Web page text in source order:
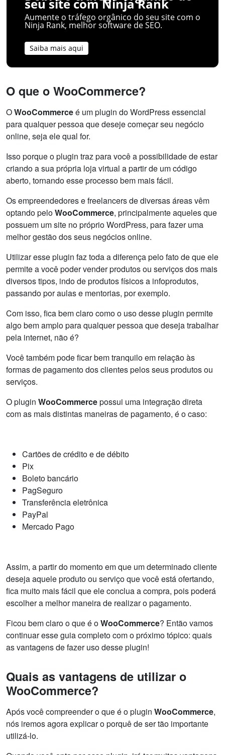
seu site com Ninja Rank
Aumente o tráfego orgânico do seu site com o
Ninja Rank, melhor software de SEO.
Saiba mais aqui
O que o WooCommerce?
OWooCommerceé um plugin do WordPress essencial
para qualquer pessoa que deseje começar seu negócio
online, seja ele qual for.
Isso porque o plugin traz para você a possibilidade de estar
criando a sua própria loja virtual a partir de um código
aberto, tornando esse processo bem mais fácil.
Os empreendedores e freelancers de diversas áreas vêm
optando peloWooCommerce, principalmente aqueles que
possuem um site no próprio WordPress, para fazer uma
melhor gestão dos seus negócios online.
Utilizar esse plugin faz toda a diferença pelo fato de que ele
permite a você poder vender produtos ou serviços dos mais
diversos tipos, indo de produtos físicos a infoprodutos,
passando por aulas e mentorias, por exemplo.
Com isso, fica bem claro como o uso desse plugin permite
algo bem amplo para qualquer pessoa que deseja trabalhar
pela internet, não é?
Você também pode ficar bem tranquilo em relação às
formas de pagamento dos clientes pelos seus produtos ou
serviços.
O plugin WooCommercepossui uma integração direta
com as mais distintas maneiras de pagamento, é o caso:
Cartões de crédito e de débito
Pix
Boleto bancário
PagSeguro
Transferência eletrônica
PayPal
Mercado Pago
Assim, a partir do momento em que um determinado cliente
deseja aquele produto ou serviço que você está ofertando,
fica muito mais fácil que ele conclua a compra, pois poderá
escolher a melhor maneira de realizar o pagamento.
Ficou bem claro o que é oWooCommerce? Então vamos
continuar esse guia completo com o próximo tópico: quais
as vantagens de fazer uso desse plugin!
Quais as vantagens de utilizar o
WooCommerce?
Após você compreender o que é o plugin WooCommerce,
nós iremos agora explicar o porquê de ser tão importante
utilizá-lo.